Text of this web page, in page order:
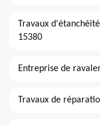
Travaux
15380
Entreprise de
Travaux de